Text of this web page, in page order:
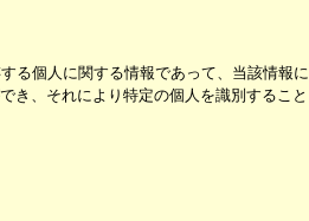
る個人に関する情報であって、当該情報に
き、それにより特定の個人を識別すること